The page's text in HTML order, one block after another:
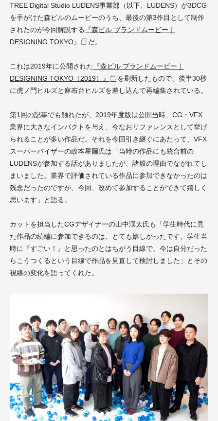
TREE Digital Studio LUDENS事業部（以下、 L UDENS） が3DCG
を手がけた森ビルのムービーのうち、最後の第3作目として制作
されたのが今回解説する
『森ビル ブランドムービー｜
DESIGNING TOKYO』
だ。
これは2019年に公開された
『森ビル ブランドムービー｜
DESIGNING TOKYO（2019）』
を刷新したもので、後半30秒
に虎ノ門ヒルズと麻布台ヒルズを差し込んで再編集されている。
第1回の記事でも触れたが、2019年度版は公開当時、CG・VFX
業界に大きなインパクトを与え、今なおリファレンスとして挙げ
られることが多い作品だ。それを今回引き継ぐにあたって、VFX
スーパーバイザーの政本星爾氏は「当時の作品にも統合前の
LUDENSが参加する話がありましたが、諸般の理由でながれてし
まいました。業界で評価されている作品に参加できなかったのは
残念だったのですが、今回、改めて参加することができて嬉しく
思います」と語る。
カットを担当したCGデザイナーの山中渓太氏も「学生時代に見
た作品の続編に参加できるのは、とても嬉しかったです。学生当
時に『すごい！』と思ったのとはちがう目線で、今は自分だった
らこうつくるという目線で作品を見直して検討しました」とその
視線の変化を語ってくれた。